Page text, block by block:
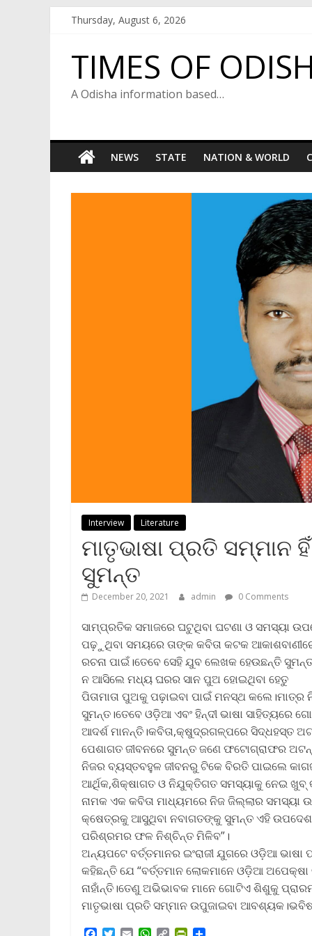
Thursday, August 6, 2026
TIMES OF
A Odisha information based…
NEWS STATE NATION & WORLD
Interview Literature
ମାତୃଭାଷା ପ୍ରତି ସମ୍ମାନ
ସୁମନ୍ତ
December 20, 2021 admin 0 Comments
ସାମ୍ପ୍ରତିକ ସମାଜରେ ଘଟୁଥିବା ଘଟଣା ଓ ସମସ୍ୟା
ପଢ଼ୁଥିବା ସମୟରେ ତାଙ୍କ କବିତା କଟକ
ରଚନା ପାଇଁ।ତେବେ ସେହି ଯୁବ ଲେଖକ ହେଉଛନ୍ତି
ନ ଆସିଲେ ମଧ୍ୟ ଘରର ସାନ ପୁଅ ହୋଇଥିବା ହେତୁ
ପିତାମାତା ପୁଅକୁ ପଢ଼ାଇବା ପାଇଁ ମନସ୍ଥ
ସୁମନ୍ତ।ତେବେ ଓଡ଼ିଆ ଏବଂ ହିନ୍ଦୀ ଭାଷା ସାହିତ୍ୟରେ
ଆଦର୍ଶ ମାନନ୍ତି।କବିତା,କ୍ଷୁଦ୍ରଗଳ୍ପରେ ସିଦ୍ଧହସ୍ତ
ପେଶାଗତ ଜୀବନରେ ସୁମନ୍ତ ଜଣେ ଫଟୋଗ୍ରାଫର
ନିଜର ବ୍ୟସ୍ତବହୁଳ ଜୀବନରୁ ଟିକେ ବିରତି ପାଇଲେ
ଆର୍ଥିକ,ଶିକ୍ଷାଗତ ଓ ନିଯୁକ୍ତିଗତ ସମସ୍ୟାକୁ ନେଇ ଖୁବ୍
ନାମକ ଏକ କବିତା ମାଧ୍ୟମରେ ନିଜ ଜିଲ୍ଲାର ସମସ୍ୟା
କ୍ଷେତ୍ରକୁ ଆସୁଥିବା ନବାଗତଙ୍କୁ ସୁମନ୍ତ ଏହି ଉପଦେଶ
ପରିଶ୍ରମର ଫଳ ନିଶ୍ଚିନ୍ତ ମିଳିବ”।
ଅନ୍ୟପଟେ ବର୍ତ୍ତମାନର ଇଂରାଜୀ ଯୁଗରେ ଓଡ଼ିଆ
କହିଛନ୍ତି ଯେ “ବର୍ତ୍ତମାନ ଲୋକମାନେ ଓଡ଼ିଆ
ନାହାଁନ୍ତି।ତେଣୁ ଅଭିଭାବକ ମାନେ ଗୋଟିଏ ଶିଶୁକୁ
ମାତୃଭାଷା ପ୍ରତି ସମ୍ମାନ ଉପୁଜାଇବା